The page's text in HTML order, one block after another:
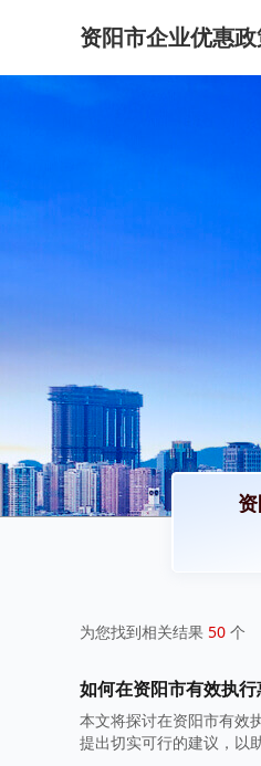
资阳市企业优惠
为您找到相关结果 50 个
如何在资阳市有效执
本文将探讨在资阳市有效
提出切实可行的建议，以